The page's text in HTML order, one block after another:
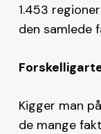
1.453
den samlede
Kigger man
de mange